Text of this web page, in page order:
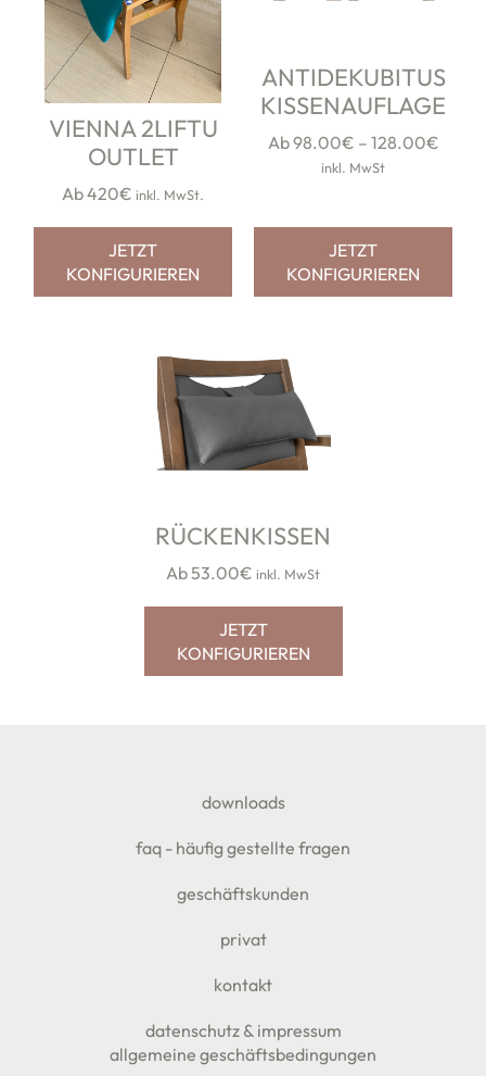
VIENNA 2LIFTU
OUTLET
Ab 420€ inkl. MwSt.
JETZT
KONFIGURIEREN
ANTIDEKUBITUS
KISSENAUFLAGE
Ab98.00€ – 128.00€
inkl. MwSt
JETZT
KONFIGURIEREN
RÜCKENKISSEN
Ab53.00€ inkl. MwSt
JETZT
KONFIGURIEREN
downloads
faq - häufig gestellte fragen
geschäftskunden
privat
kontakt
datenschutz & impressum
allgemeine geschäftsbedingungen